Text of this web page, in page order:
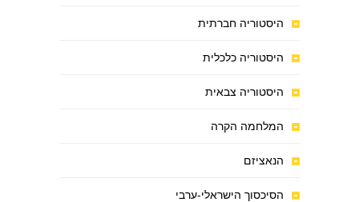
היסטוריה חברתית
היסטוריה כלכלית
היסטוריה צבאית
המלחמה הקרה
הנאציזם
הסיכסוך הישראלי-ערבי